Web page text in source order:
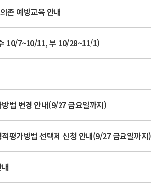
존 예방교육 안내
10/7~10/11, 부 10/28~11/1)
법 변경 안내(9/27 금요일까지)
평가방법 선택제 신청 안내(9/27 금요일까지)